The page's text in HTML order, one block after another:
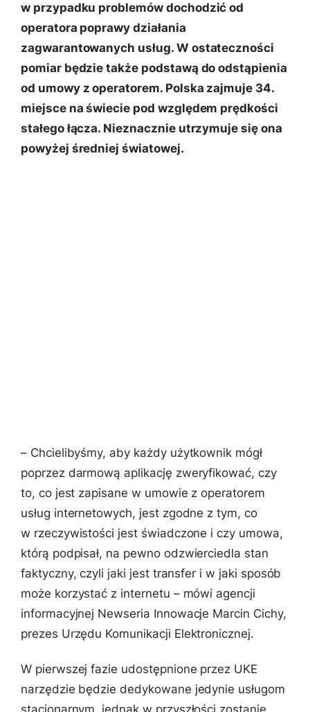
w przypadku problemów dochodzić od
operatora poprawy działania
zagwarantowanych usług. W ostateczności
pomiar będzie także podstawą do odstąpienia
od umowy z operatorem. Polska zajmuje 34.
miejsce na świecie pod względem prędkości
stałego łącza. Nieznacznie utrzymuje się ona
powyżej średniej światowej.
– Chcielibyśmy, aby każdy użytkownik mógł
poprzez darmową aplikację zweryfikować, czy
to, co jest zapisane w umowie z operatorem
usług internetowych, jest zgodne z tym, co
w rzeczywistości jest świadczone i czy umowa,
którą podpisał, na pewno odzwierciedla stan
faktyczny, czyli jaki jest transfer i w jaki sposób
może korzystać z internetu – mówi agencji
informacyjnej Newseria Innowacje Marcin Cichy,
prezes Urzędu Komunikacji Elektronicznej.
W pierwszej fazie udostępnione przez UKE
narzędzie będzie dedykowane jedynie usługom